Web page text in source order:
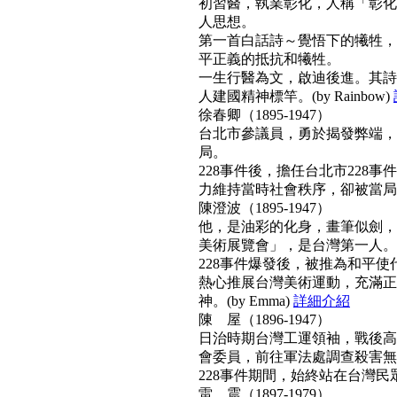
初習醫，執業彰化，人稱「彰
人思想。
第一首白話詩～覺悟下的犧牲
平正義的抵抗和犧牲。
一生行醫為文，啟迪後進。其
人建國精神標竿。(by Rainbow)
徐春卿（1895-1947）
台北市參議員，勇於揭發弊端
局。
228事件後，擔任台北市228事
力維持當時社會秩序，卻被當
陳澄波（1895-1947）
他，是油彩的化身，畫筆似劍
美術展覽會」，是台灣第一人
228事件爆發後，被推為和平
熱心推展台灣美術運動，充滿
神。(by Emma) 詳細介紹
陳 屋（1896-1947）
日治時期台灣工運領袖，戰後
會委員，前往軍法處調查殺害
228事件期間，始終站在台灣
雷 震（1897-1979）